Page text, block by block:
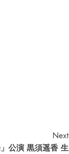
Next
公演 黒須遥香 生